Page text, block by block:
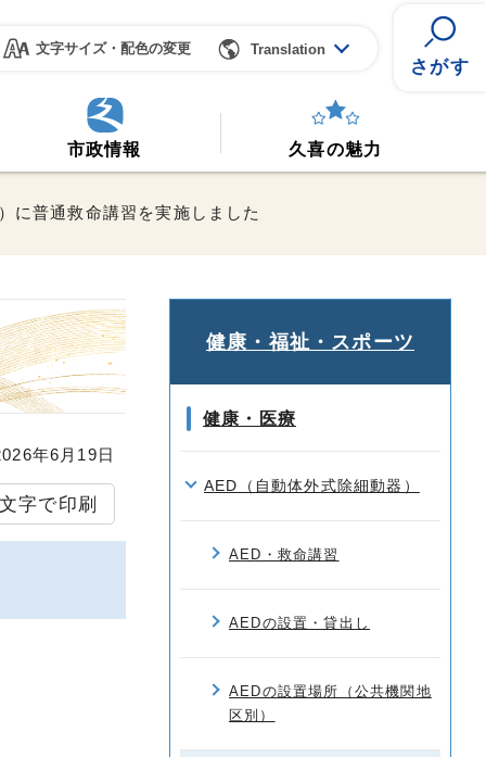
文字サイズ・配色の変更 Translation
さがす
市政情報 久喜の魅力
に普通救命講習を実施しました
年6月19日
字で印刷
健康・福祉・スポーツ
健康・医療
AED（自動体外式除細動器）
AED・救命講習
AEDの設置・貸出し
AEDの設置場所（公共機関地
区別）